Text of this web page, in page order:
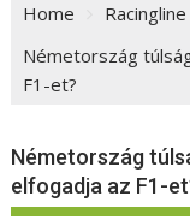
Home
Racingline
Németország
F1-et?
Németország
elfogadja az F1-